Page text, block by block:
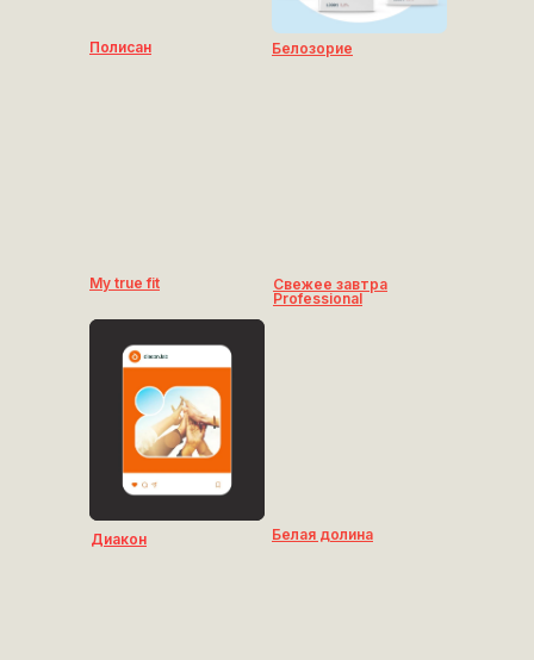
Свежее завтра
Professional
Диакон
My true fit
Полисан Белозорие
Белая долина